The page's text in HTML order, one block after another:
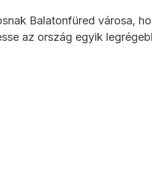
Balatonfüred városa,
az ország egyik